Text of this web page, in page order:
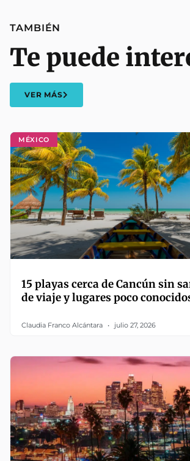
MÉXICO
15 playas cerca de Cancún sin
de viaje y lugares poco
Claudia Franco Alcántara julio 27, 2026
TAMBIÉN
Te puede
VER MÁS